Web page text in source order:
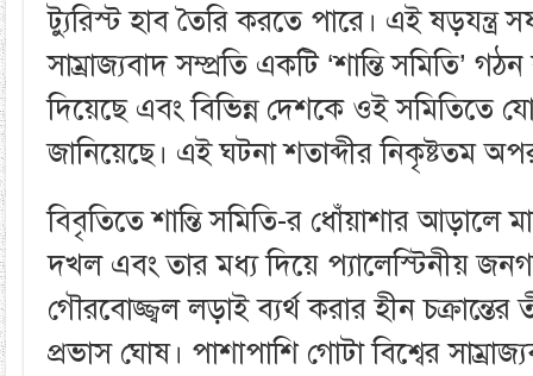
ট্যুরিস্ট হাব তৈরি করতে পারে। এই ষড়যন্ত্র
সাম্রাজ্যবাদ সম্প্রতি একটি ‘শান্তি সমিতি’
দিয়েছে এবং বিভিন্ন দেশকে ওই সমিতিতে
জানিয়েছে। এই ঘটনা শতাব্দীর নিকৃষ্টতম
বিবৃতিতে শান্তি সমিতি-র ধোঁয়াশার আড়ালে
দখল এবং তার মধ্য দিয়ে প্যালেস্টিনীয়
গৌরবোজ্জ্বল লড়াই ব্যর্থ করার হীন চক্রান্তের
প্রভাস ঘোষ। পাশাপাশি গোটা বিশ্বের